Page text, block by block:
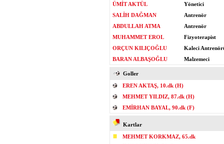
ÜMİT AKTÜL
Yönetici
SALİH DAĞMAN
Antrenör
ABDULLAH ATMA
Antrenör
MUHAMMET EROL
Fizyoterapist
ORÇUN KILIÇOĞLU
Kaleci
BARAN ALBAŞOĞLU
Malzemeci
Goller
EREN AKTAŞ, 10.dk (H)
MEHMET YILDIZ, 87.dk (H)
EMİRHAN BAYAL, 90.dk (F)
Kartlar
MEHMET KORKMAZ, 65.dk